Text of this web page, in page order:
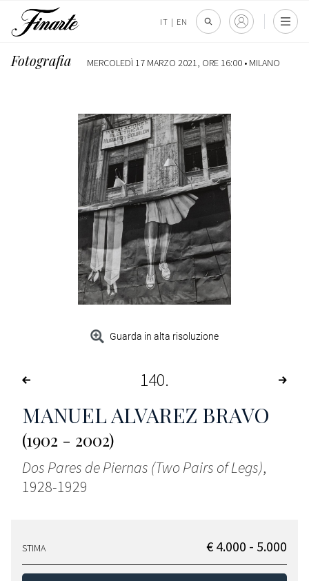
IT | EN
Fotografia MERCOLEDÌ 17 MARZO 2021, ORE 16:00 • MILANO
Guarda in alta risoluzione
140
MANUEL ALVAREZ BRAVO
(1902 - 2002)
Dos Pares de Piernas (Two Pairs of Legs),
1928-1929
STIMA € 4.000 - 5.000